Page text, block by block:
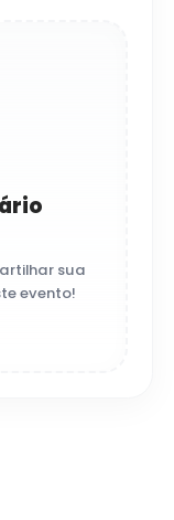
sua
evento!